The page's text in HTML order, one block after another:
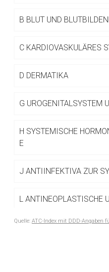
B BLUT UND
C KARDIOVASKULÄRES
D DERMATIKA
G UROGENITALSYSTEM
H SYSTEMISCHE
E
J ANTIINFEKTIVA ZUR
L ANTINEOPLASTISCHE
MUSKEL- UND
Quelle: ATC-Index mit DDD-Angaben